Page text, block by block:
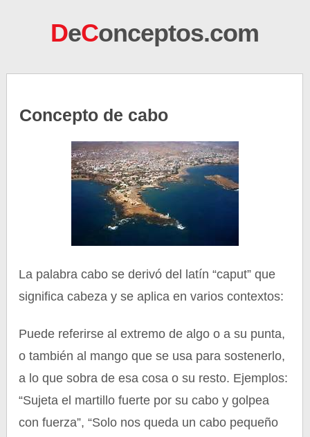
DeConceptos.com
Concepto de cabo
La palabra cabo se derivó del latín “caput” que
significa cabeza y se aplica en varios contextos:
Puede referirse al extremo de algo o a su punta,
o también al mango que se usa para sostenerlo,
a lo que sobra de esa cosa o su resto. Ejemplos:
“Sujeta el martillo fuerte por su cabo y golpea
con fuerza”, “Solo nos queda un cabo pequeño